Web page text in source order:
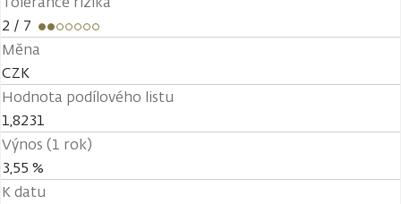
2 / 7
Měna
CZK
Hodnota podílového listu
1,8231
Výnos (1 rok)
3,55 %
K datu